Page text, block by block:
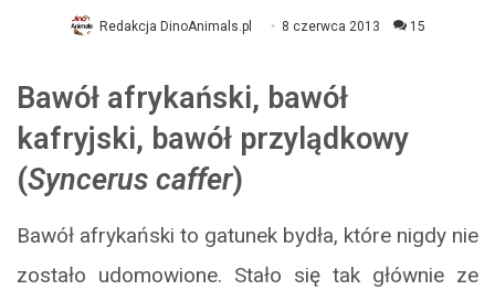
Redakcja DinoAnimals.pl 8 czerwca 2013 15
Bawół afrykański, bawół
kafryjski, bawół przylądkowy
(Syncerus caffer)
Bawół afrykański to gatunek bydła, które nigdy nie
zostało udomowione. Stało się tak głównie ze